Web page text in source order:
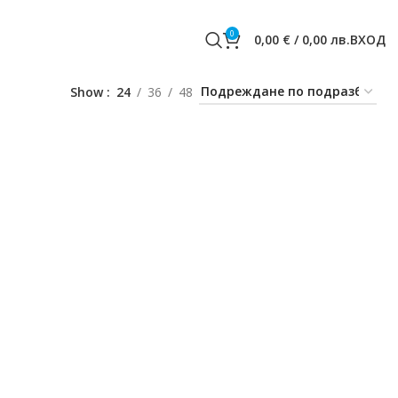
0 0,00 € / 0,00 лв.ВХОД
Show 24 36 48